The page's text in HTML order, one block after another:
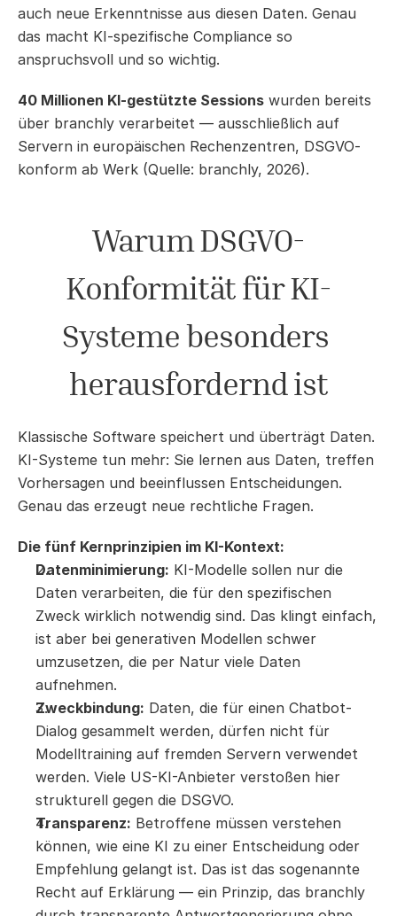
auch neue Erkenntnisse aus diesen Daten. Genau
das macht KI-spezifische Compliance so
anspruchsvoll und so wichtig.
40 Millionen KI-gestützte Sessions wurden bereits
über branchly verarbeitet — ausschließlich auf
Servern in europäischen Rechenzentren, DSGVO-
konform ab Werk (Quelle: branchly, 2026).
Warum DSGVO-
Konformität für KI-
Systeme besonders
herausfordernd ist
Klassische Software speichert und überträgt Daten.
KI-Systeme tun mehr: Sie lernen aus Daten, treffen
Vorhersagen und beeinflussen Entscheidungen.
Genau das erzeugt neue rechtliche Fragen.
Die fünf Kernprinzipien im KI-Kontext:
Datenminimierung: KI-Modelle sollen nur die
Daten verarbeiten, die für den spezifischen
Zweck wirklich notwendig sind. Das klingt einfach,
ist aber bei generativen Modellen schwer
umzusetzen, die per Natur viele Daten
aufnehmen.
Zweckbindung: Daten, die für einen Chatbot-
Dialog gesammelt werden, dürfen nicht für
Modelltraining auf fremden Servern verwendet
werden. Viele US-KI-Anbieter verstoßen hier
strukturell gegen die DSGVO.
Transparenz: Betroffene müssen verstehen
können, wie eine KI zu einer Entscheidung oder
Empfehlung gelangt ist. Das ist das sogenannte
Recht auf Erklärung — ein Prinzip, das branchly